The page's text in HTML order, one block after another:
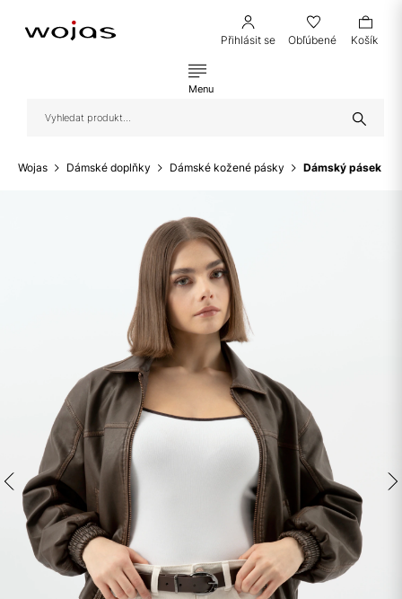
Přihlásit se Obľúbené Košík
Menu
Wojas Dámské doplňky Dámské kožené pásky Dámský pásek z